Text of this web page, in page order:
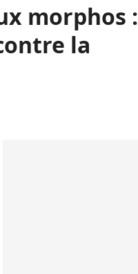
morphos :
la